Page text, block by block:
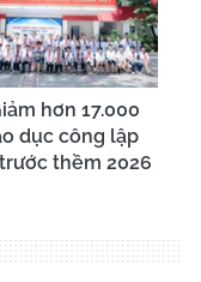
hơn 17.000
dục công lập
thềm 2026